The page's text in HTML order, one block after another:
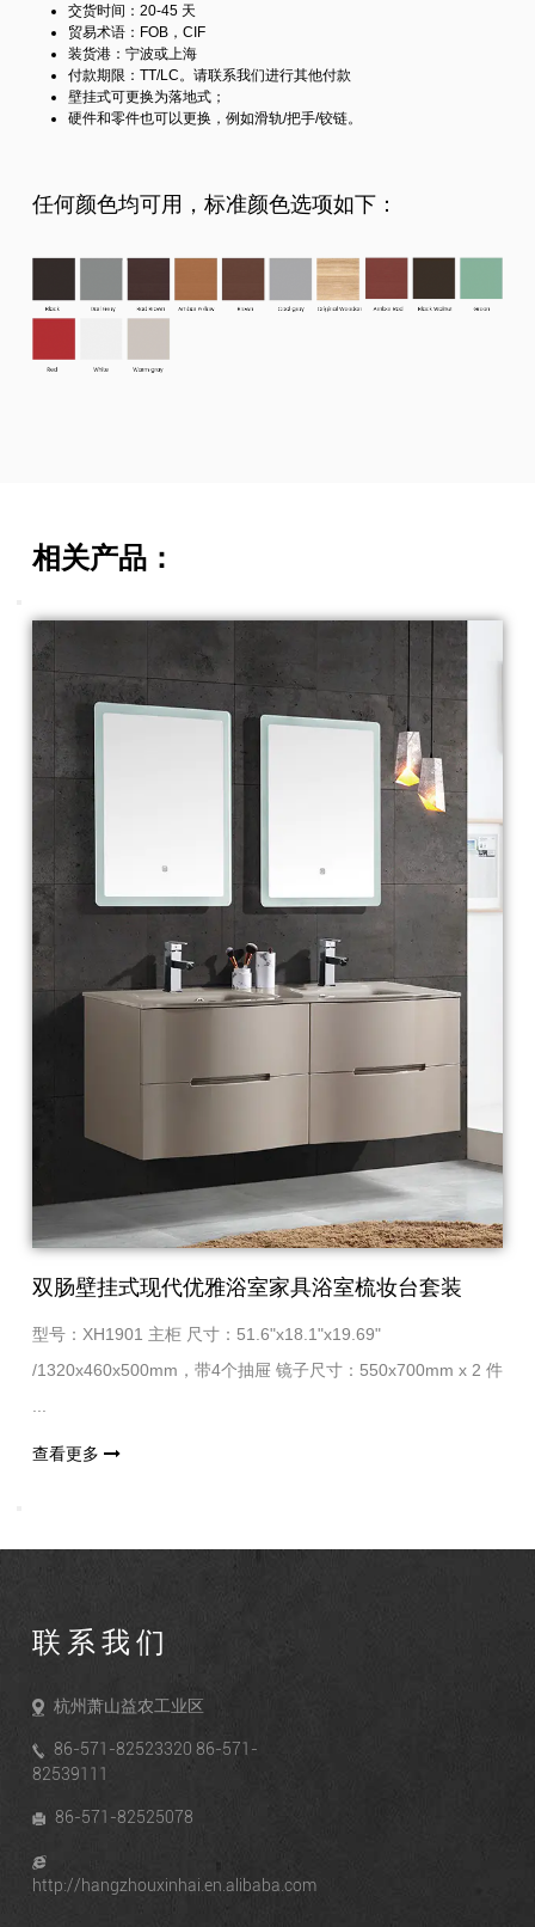
交货时间：20-45 天
贸易术语：FOB，CIF
装货港：宁波或上海
付款期限：TT/LC。请联系我们进行其他付款
壁挂式可更换为落地式；
硬件和零件也可以更换，例如滑轨/把手/铰链。
任何颜色均可用，标准颜色选项如下：
相关产品：
双肠壁挂式现代优雅浴室家具浴室梳妆台套装
型号：XH1901 主柜 尺寸：51.6"x18.1"x19.69"
/1320x460x500mm，带4个抽屉 镜子尺寸：550x700mm x 2 件
...
查看更多
联系我们
杭州萧山益农工业区
86-571-82523320 86-571-
82539111
86-571-82525078
http://hangzhouxinhai.en.alibaba.com